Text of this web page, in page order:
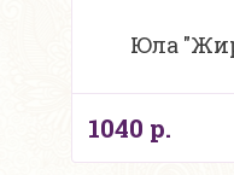
Юла
1040 р.